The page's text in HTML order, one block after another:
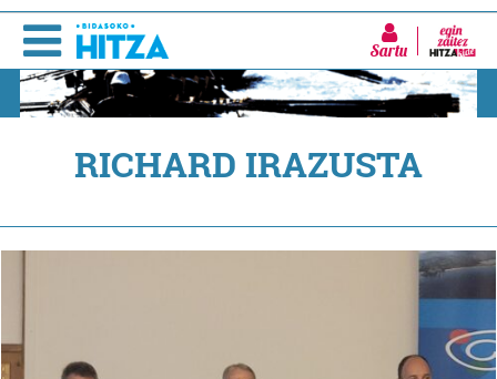
Sartu
RICHARD IRAZUSTA